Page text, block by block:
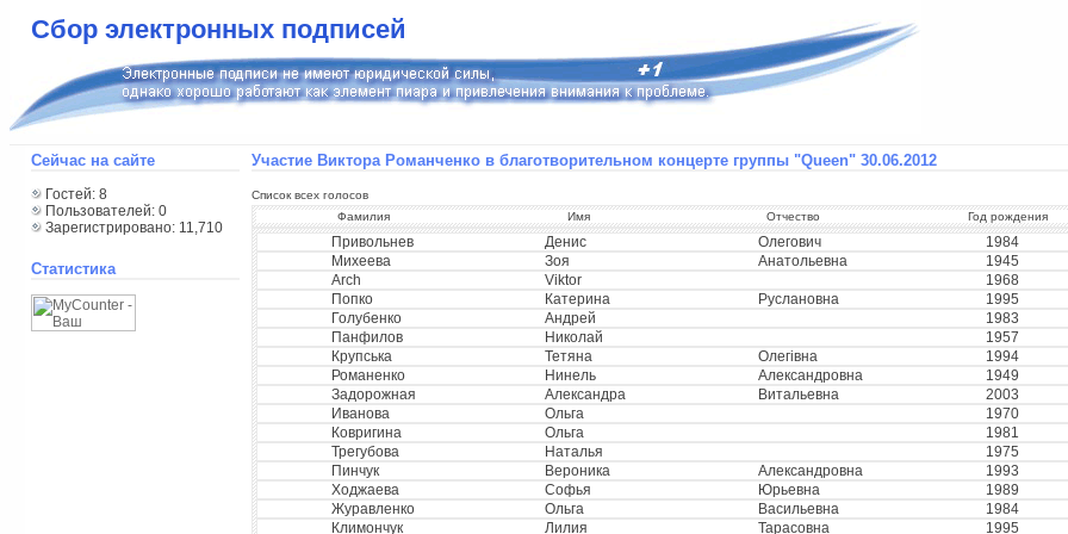
Сбор электронных подписей
Сейчас на сайте
Гостей: 8
Пользователей: 0
Зарегистрировано: 11,710
Статистика
Участие Виктора Романченко в благотворительном концерте группы "Queen" 30.06.2012
Список всех голосов
Фамилия
Имя Отчество Год рождения
Привольнев Денис Олегович
1984
Михеева
Зоя Анатольевна
1945
Arch
Viktor
1968
Попко
Катерина Руслановна
1995
Голубенко
Андрей
1983
Панфилов
Николай
1957
Крупська
Тетяна Олегівна
1994
Романенко
Нинель Александровна
1949
Задорожная
Александра Витальевна
2003
Иванова
Ольга
1970
Ковригина
Ольга
1981
Трегубова
Наталья
1975
Пинчук
Вероника Александровна
1993
Ходжаева
Софья Юрьевна
1989
Журавленко
Ольга Васильевна
1984
Климончук
Лилия Тарасовна 1995